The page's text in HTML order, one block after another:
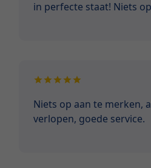
in perfecte staat! Niets
Niets op aan te merken,
verlopen, goede service.